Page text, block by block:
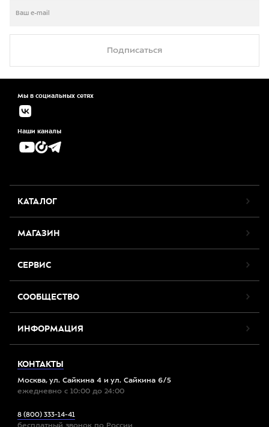
Подписаться
Мы в социальных сетях
Наши каналы
КАТАЛОГ
МАГАЗИН
СЕРВИС
СООБЩЕСТВО
ИНФОРМАЦИЯ
КОНТАКТЫ
Москва, ул. Сайкина 4 и ул. Сайкина 6/5
ежедневно с 10:00 до 24:00
8 (800) 333-14-41